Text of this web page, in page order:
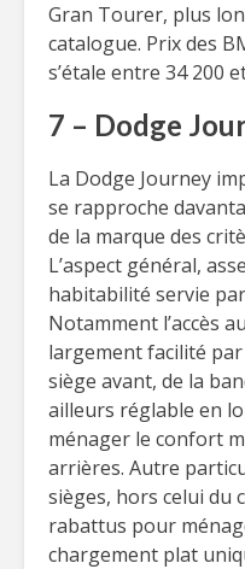
Gran Tourer, plus
catalogue. Prix des
s’étale entre 34 200
7 – Dodge
La Dodge Journey
se rapproche
de la marque des
L’aspect général,
habitabilité servie
Notamment l’accès
largement facilité
siège avant, de la
ailleurs réglable en
ménager le confort
arrières. Autre
sièges, hors celui du
rabattus pour
chargement plat